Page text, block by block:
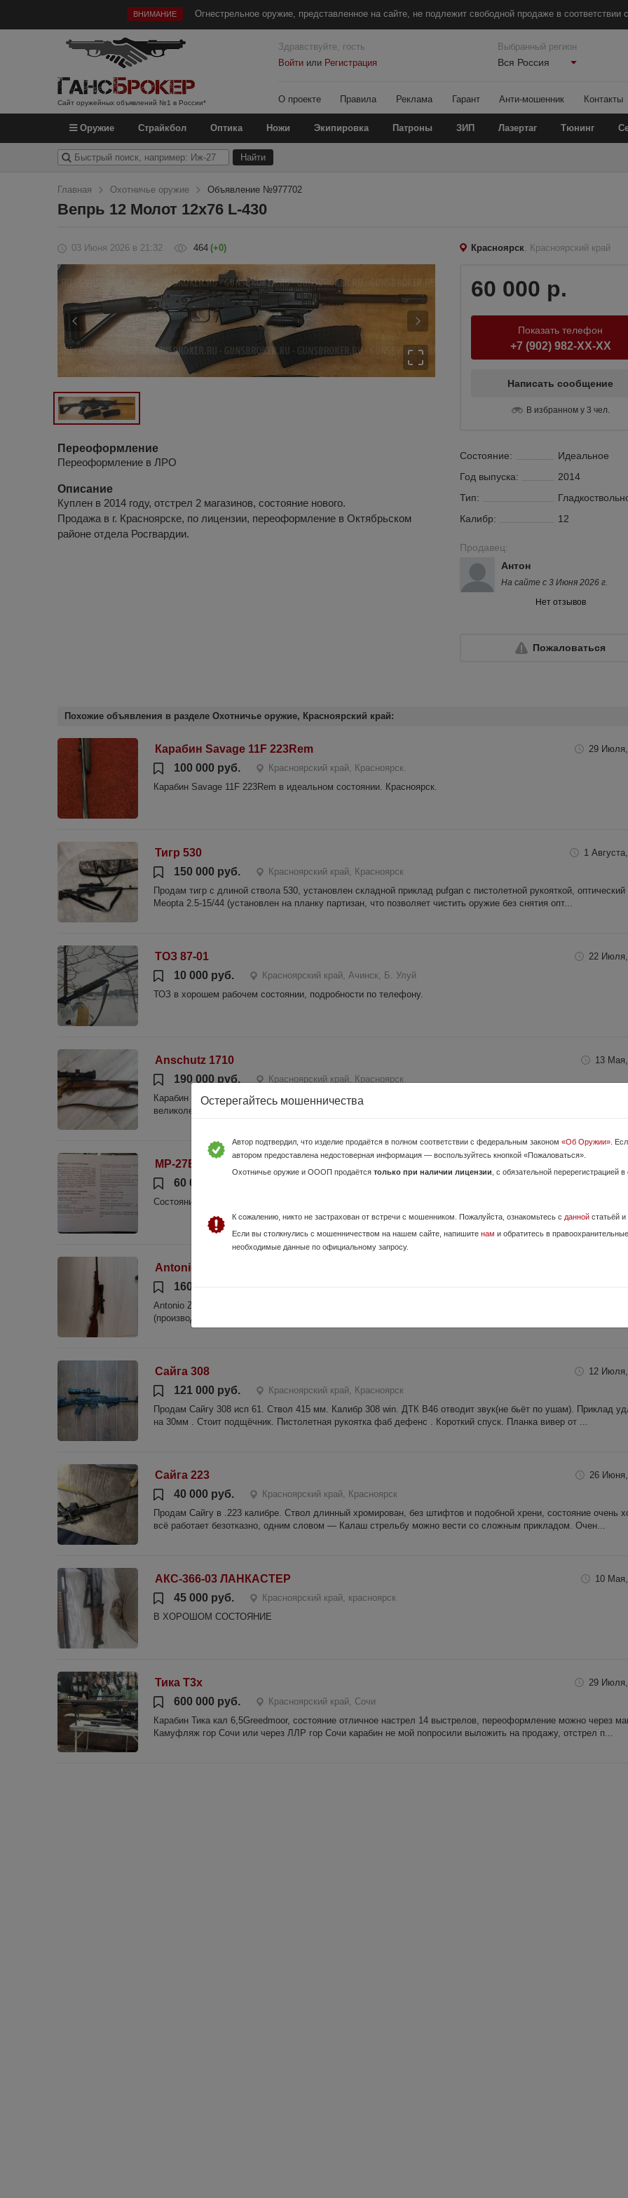
ВНИМАНИЕ Огнестрельное оружие, представленное на сайте, не подлежит свободной продаже в
Сайт оружейных объявлений №1 в России*
Здравствуйте, гость
Войтиили Регистрация
Выбранный регион
Вся Россия
О проекте Правила Реклама Гарант Анти-мошенник Контакты
Оружие Страйкбол Оптика Ножи Экипировка Патроны ЗИП Лазертаг Тюнинг
Главная Охотничье оружие Объявление №977702
Вепрь 12 Молот 12х76 L-430
03 Июня 2026 в 21:32 464 (+0) Красноярск, Красноярский край
Переоформление
Переоформление в ЛРО
Описание
Куплен в 2014 году, отстрел 2 магазинов, состояние нового.
Продажа в г. Красноярске, по лицензии, переоформление в Октябрьском
районе отдела Росгвардии.
60 000 р.
Показать телефон
+7 (902) 982-XX-XX
Написать сообщение
В избранном у 3 чел.
Состояние:
Идеальное
Год выпуска:
2014
Тип:
Калибр:
12
Продавец:
Антон
На сайте с 3 Июня 2026 г.
Нет отзывов
Пожаловаться
Похожие объявления в разделе Охотничье оружие, Красноярский край:
Карабин Savage 11F 223Rem 29
100 000 руб.
Красноярский край, Красноярск.
Карабин Savage 11F 223Rem в идеальном состоянии. Красноярск.
Тигр 530 1
150 000 руб.
Красноярский край, Красноярск
Продам тигр с длиной ствола 530, установлен складной приклад pufgan с пистолетной рукояткой, оптический
Meopta 2.5-15/44 (установлен на планку партизан, что позволяет чистить оружие без снятия опт...
ТОЗ 87-01 22
10 000 руб.
Красноярский край, Ачинск, Б. Улуй
ТОЗ в хорошем рабочем состоянии, подробности по телефону.
Anschutz 1710 13
190 000 руб.
Красноярский край, Красноярск
Карабин Anschutz 1710, к.22LR, бережное хранение, настрел небольшой, состояние очень хорошее, бой просто
великолепный! На карабине установлено крепление под оптический прицел. Стоимость карабина 180 000р...
МР-27ЕМ-1С
60 000 руб.
Состояние идеальное! Отстрел менее 80-ти. Чехол и чистку отдаю. Продажа по лицензии, через ЛРО!
Antonio Zoli 1900 калибр .243Win Красноярск
160 000 руб.
Antonio Zoli 1900 калибр .243Win магазин неотъемный, прицел BUSHNELL ELITE 6500 2.5-16X50 MIL-DOT
(производств Япония, заказывал из США), шомпол J.DEWEY в оплетке, набор для чистки патронника,
Сайга 308 12
121 000 руб.
Красноярский край, Красноярск
Продам Сайгу 308 исп 61. Ствол 415 мм. Калибр 308 win. ДТК В46 отводит звук(не бьёт по ушам). Приклад
на 30мм . Стоит подщёчник. Пистолетная рукоятка фаб дефенс . Короткий спуск. Планка вивер от ...
Сайга 223 26
40 000 руб.
Красноярский край, Красноярск
Продам Сайгу в .223 калибре. Ствол длинный хромирован, без штифтов и подобной хрени, состояние очень
всё работает безотказно, одним словом — Калаш стрельбу можно вести со сложным прикладом. Очен...
АКС-366-03 ЛАНКАСТЕР 10
45 000 руб.
Красноярский край, красноярск
В ХОРОШОМ СОСТОЯНИЕ
Тика Т3х 29
600 000 руб.
Красноярский край, Сочи
Карабин Тика кал 6,5Greedmoor, состояние отличное настрел 14 выстрелов, переоформление можно через
Камуфляж гор Сочи или через ЛЛР гор Сочи карабин не мой попросили выложить на продажу, отстрел п...
Остерегайтесь мошенничества
Автор подтвердил, что изделие продаётся в полном соответствии с федеральным законом «Об Оружии» .
автором предоставлена недостоверная информация — воспользуйтесь кнопкой «Пожаловаться».
Охотничье оружие и ОООП продаётся только при наличии лицензии , с обязательной перерегистрацией
К сожалению, никто не застрахован от встречи с мошенником. Пожалуйста, ознакомьтесь с данной статьёй и
Если вы столкнулись с мошенничеством на нашем сайте, напишите нам и обратитесь в
необходимые данные по официальному запросу.